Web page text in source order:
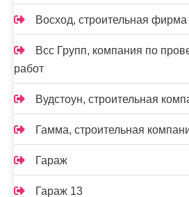
Восход, строительная фирма
Всс Групп, компания по
работ
Вудстоун, строительная
Гамма, строительная
Гараж
Гараж 13